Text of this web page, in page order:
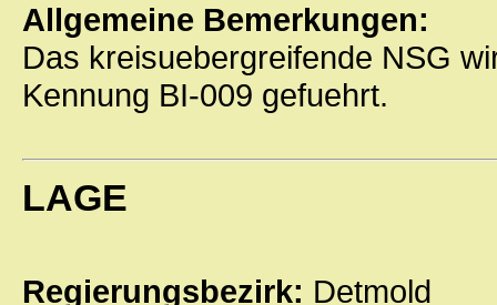
Allgemeine Bemerkungen:
Das kreisuebergreifende NSG
Kennung BI-009 gefuehrt.
LAGE
Regierungsbezirk: Detmold